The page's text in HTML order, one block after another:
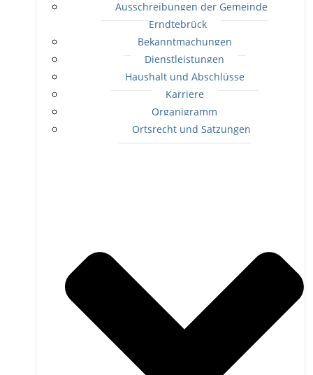
Ausschreibungen der Gemeinde
Erndtebrück
Bekanntmachungen
Dienstleistungen
Haushalt und Abschlüsse
Karriere
Organigramm
Ortsrecht und Satzungen